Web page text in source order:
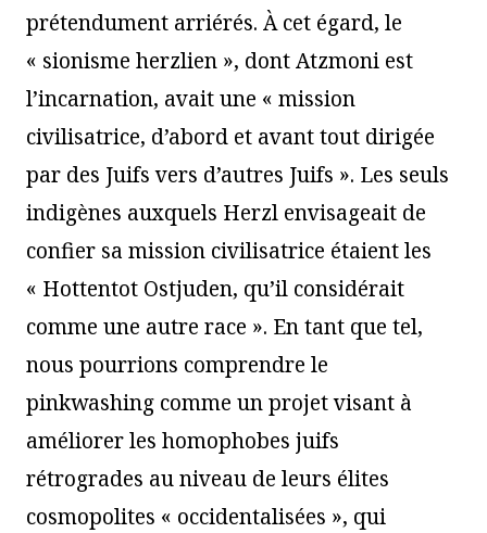
prétendument arriérés. À cet égard, le
« sionisme herzlien », dont Atzmoni est
l’incarnation, avait une « mission
civilisatrice, d’abord et avant tout dirigée
par des Juifs vers d’autres Juifs ». Les seuls
indigènes auxquels Herzl envisageait de
confier sa mission civilisatrice étaient les
« Hottentot Ostjuden, qu’il considérait
comme une autre race ». En tant que tel,
nous pourrions comprendre le
pinkwashing comme un projet visant à
améliorer les homophobes juifs
rétrogrades au niveau de leurs élites
cosmopolites « occidentalisées », qui